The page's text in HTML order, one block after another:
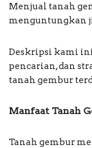
Menjual tanah
menguntungkan
Deskripsi kami
pencarian, dan
tanah gembur
Manfaat Tanah
Tanah gembur